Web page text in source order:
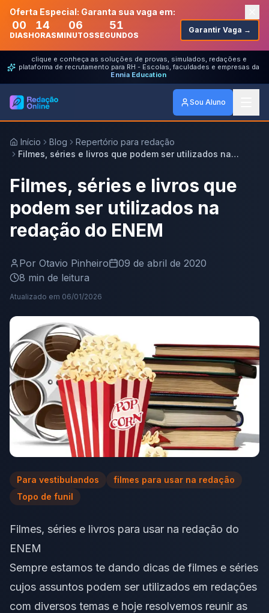
Oferta Especial: Garanta sua vaga em:
00
DIAS
14
HORAS
06
MINUTOS
51
SEGUNDOS
Garantir Vaga →
clique e conheça as soluções de provas, simulados, redações e
plataforma de recrutamento para RH - Escolas, faculdades e empresas da
Ennia Education
Sou Aluno
Início Blog
Repertório para redação
Filmes, séries e livros que podem ser utilizados na
Filmes, séries e livros que
podem ser utilizados na
redação do ENEM
Por Otavio Pinheiro
09 de abril de 2020
8 min de leitura
Atualizado em 06/01/2026
Para vestibulandos
filmes para usar na redação
Topo de funil
Filmes, séries e livros para usar na redação do
ENEM
Sempre estamos te dando dicas de filmes e séries
cujos assuntos podem ser utilizados em redações
com diversos temas e hoje resolvemos reunir as